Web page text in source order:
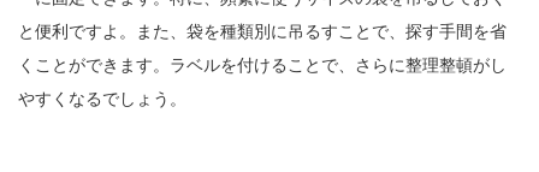
と便利ですよ。また、袋を種類別に吊るすことで、探す手間を省
くことができます。ラベルを付けることで、さらに整理整頓がし
やすくなるでしょう。